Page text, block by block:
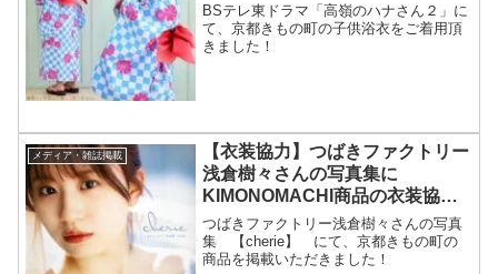
BSテレ東ドラマ「高嶺のハナさん２」に
て、京都きもの町の子供浴衣をご着用頂
きました！
メディア・雑誌掲載
【衣装協力】つばきファクトリー
浅倉樹々さんの写真集に
KIMONOMACHI商品の衣装協力
致しました！
つばきファクトリー浅倉樹々さんの写真
集 【cherie】 にて、京都きもの町の
商品を掲載いただきました！